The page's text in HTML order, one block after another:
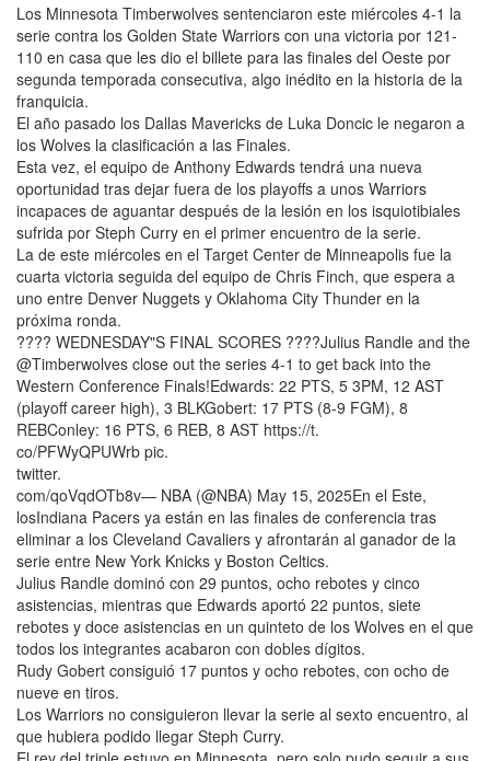
Los Minnesota Timberwolves sentenciaron este miércoles 4-1 la
serie contra los Golden State Warriors con una victoria por 121-
110 en casa que les dio el billete para las finales del Oeste por
segunda temporada consecutiva, algo inédito en la historia de la
franquicia.
El año pasado los Dallas Mavericks de Luka Doncic le negaron a
los Wolves la clasificación a las Finales.
Esta vez, el equipo de Anthony Edwards tendrá una nueva
oportunidad tras dejar fuera de los playoffs a unos Warriors
incapaces de aguantar después de la lesión en los isquiotibiales
sufrida por Steph Curry en el primer encuentro de la serie.
La de este miércoles en el Target Center de Minneapolis fue la
cuarta victoria seguida del equipo de Chris Finch, que espera a
uno entre Denver Nuggets y Oklahoma City Thunder en la
próxima ronda.
???? WEDNESDAY"S FINAL SCORES ????Julius Randle and the
@Timberwolves close out the series 4-1 to get back into the
Western Conference Finals!Edwards: 22 PTS, 5 3PM, 12 AST
(playoff career high), 3 BLKGobert: 17 PTS (8-9 FGM), 8
REBConley: 16 PTS, 6 REB, 8 AST https://t.
co/PFWyQPUWrb pic.
twitter.
com/qoVqdOTb8v— NBA (@NBA) May 15, 2025En el Este,
losIndiana Pacers ya están en las finales de conferencia tras
eliminar a los Cleveland Cavaliers y afrontarán al ganador de la
serie entre New York Knicks y Boston Celtics.
Julius Randle dominó con 29 puntos, ocho rebotes y cinco
asistencias, mientras que Edwards aportó 22 puntos, siete
rebotes y doce asistencias en un quinteto de los Wolves en el que
todos los integrantes acabaron con dobles dígitos.
Rudy Gobert consiguió 17 puntos y ocho rebotes, con ocho de
nueve en tiros.
Los Warriors no consiguieron llevar la serie al sexto encuentro, al
que hubiera podido llegar Steph Curry.